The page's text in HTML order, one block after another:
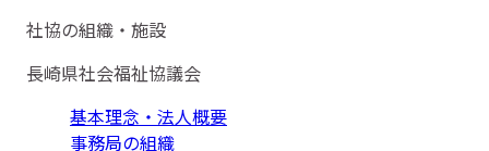
社協の組織・施設
長崎県社会福祉協議会
基本理念・法人概要
事務局の組織